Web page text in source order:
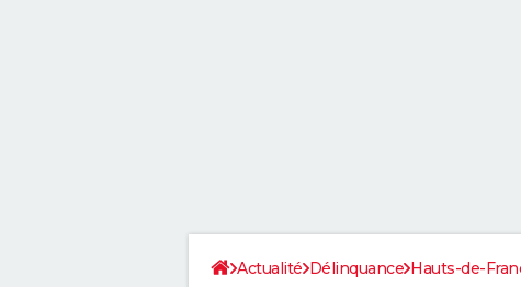
Actualité Délinquance Hauts-de-